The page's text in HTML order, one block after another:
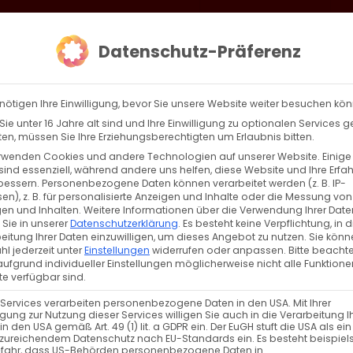
Zurück Vor
Datenschutz-Präferenz
Ihre Einwilligung, bevor Sie unsere Website weiter besuchen
unter 16 Jahre alt sind und Ihre Einwilligung zu optionalen Services
müssen Sie Ihre Erziehungsberechtigten um Erlaubnis bitten.
Cookies und andere Technologien auf unserer Website.
essenziell, während andere uns helfen, diese Website und Ihre
Personenbezogene Daten können verarbeitet werden (z. B. IP-
z. B. für personalisierte Anzeigen und Inhalte oder die Messung von
und Inhalten. Weitere Informationen über die Verwendung Ihrer
in unsererDatenschutzerklärung. Es besteht keine Verpflichtung, in
Ihrer Daten einzuwilligen, um dieses Angebot zu nutzen. Sie
jederzeit unterEinstellungen widerrufen oder anpassen. Bitte
individueller Einstellungen möglicherweise nicht alle
verfügbar sind.
verarbeiten personenbezogene Daten in den USA. Mit Ihrer
zur Nutzung dieser Services willigen Sie auch in die Verarbeitung
den USA gemäß Art. 49 (1) lit. a GDPR ein. Der EuGH stuft die USA als
Datenschutz nach EU-Standards ein. Es besteht
dass US-Behörden personenbezogene Daten in